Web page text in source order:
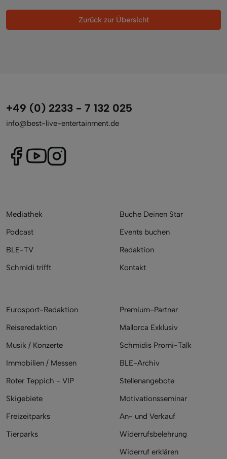
Zurück zur Übersicht
+49 (0) 2233 - 7 132 025
info@best-live-entertainment.de
Mediathek
Podcast
BLE-TV
Schmidi trifft
Eurosport-Redaktion
Reiseredaktion
Musik / Konzerte
Immobilien / Messen
Roter Teppich - VIP
Skigebiete
Freizeitparks
Tierparks
Buche Deinen Star
Events buchen
Redaktion
Kontakt
Premium-Partner
Mallorca Exklusiv
Schmidis Promi-Talk
BLE-Archiv
Stellenangebote
Motivationsseminar
An- und Verkauf
Widerrufsbelehrung
Widerruf erklären